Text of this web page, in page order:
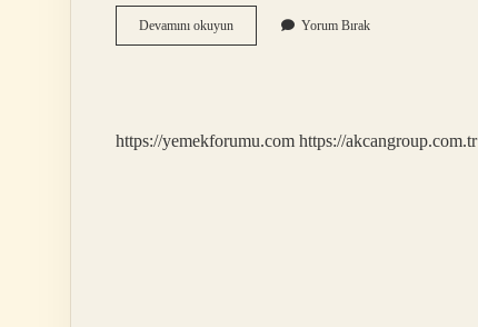
Devamını okuyunBorsaci
Ne
Yorum Bırak
https://yemekforumu.com https://akcangroup.com.tr